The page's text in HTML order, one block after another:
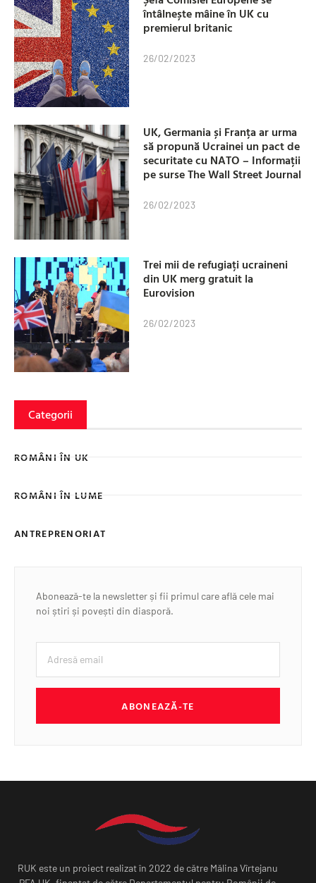
întâlnește mâine în UK cu
premierul britanic
26/02/2023
UK, Germania și Franța ar urma
să propună Ucrainei un pact de
securitate cu NATO – Informații
pe surse The Wall Street Journal
26/02/2023
Trei mii de refugiați ucraineni
din UK merg gratuit la
Eurovision
26/02/2023
Categorii
ROMÂNI ÎN UK
ROMÂNI ÎN LUME
ANTREPRENORIAT
Abonează-te la newsletter și fii primul care află cele mai
noi știri și povești din diasporă.
ABONEAZĂ-TE
RUK este un proiect realizat în 2022 de către Mălina Vîrtejanu